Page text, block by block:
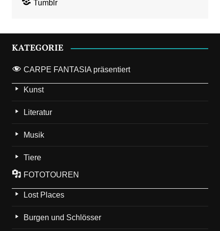
Tumblr
KATEGORIE
CARPE FANTASIA präsentiert
Kunst
Literatur
Musik
Tiere
FOTOTOUREN
Lost Places
Burgen und Schlösser